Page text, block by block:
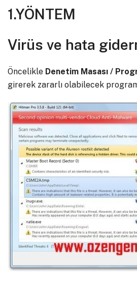
1.YÖNTEM
Virüs ve hata
Öncelikle Denetim Masası /
girerek zararlı olabilecek